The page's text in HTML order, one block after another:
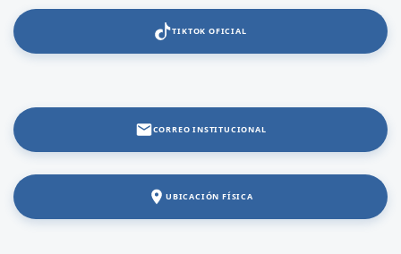
TIKTOK OFICIAL
CORREO INSTITUCIONAL
UBICACIÓN FÍSICA